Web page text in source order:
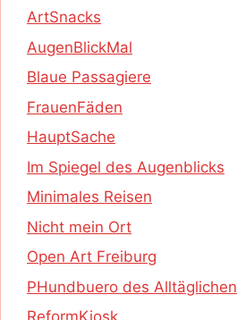
ArtSnacks
AugenBlickMal
Blaue Passagiere
FrauenFäden
HauptSache
Im Spiegel des Augenblicks
Minimales Reisen
Nicht mein Ort
Open Art Freiburg
PHundbuero des Alltäglichen